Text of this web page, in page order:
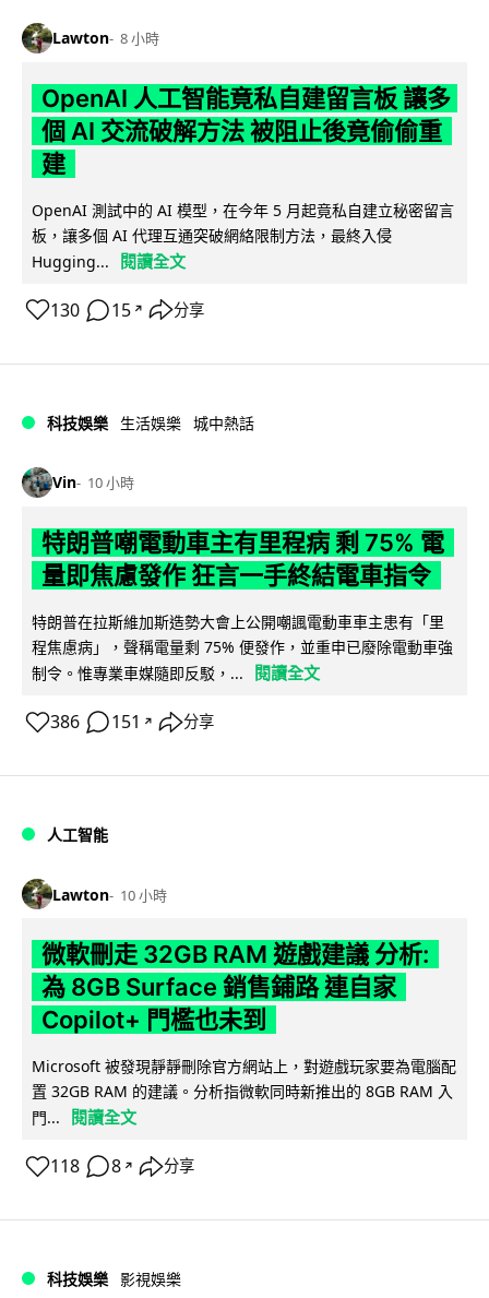
Lawton 8 小時
OpenAI 人工智能竟私自建留言板 讓多
個 AI 交流破解方法 被阻止後竟偷偷重
建
OpenAI 測試中的 AI 模型，在今年 5 月起竟私自建立秘密留言
板，讓多個 AI 代理互通突破網絡限制方法，最終入侵
Hugging...
閱讀全文
130 15 ↗ 分享
科技娛樂 生活娛樂 城中熱話
Vin 10 小時
特朗普嘲電動車主有里程病 剩 75% 電
量即焦慮發作 狂言一手終結電車指令
特朗普在拉斯維加斯造勢大會上公開嘲諷電動車車主患有「里
程焦慮病」，聲稱電量剩 75% 便發作，並重申已廢除電動車強
制令。惟專業車媒隨即反駁，...
閱讀全文
386 151 ↗ 分享
人工智能
Lawton 10 小時
微軟刪走 32GB RAM 遊戲建議 分析:
為 8GB Surface 銷售鋪路 連自家
Copilot+ 門檻也未到
Microsoft 被發現靜靜刪除官方網站上，對遊戲玩家要為電腦配
置 32GB RAM 的建議。分析指微軟同時新推出的 8GB RAM 入
門...
閱讀全文
118 8 ↗ 分享
科技娛樂 影視娛樂